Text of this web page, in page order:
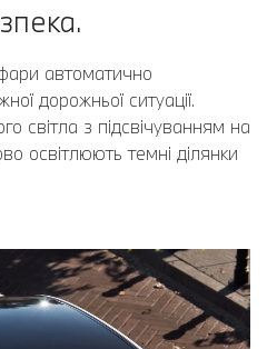
фари автоматично
дорожньої ситуації.
світла з підсвічуванням на
освітлюють темні ділянки